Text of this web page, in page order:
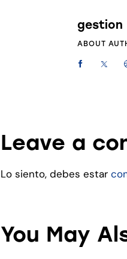
gestion
ABOUT
Leave a
Lo siento, debes estar
You May